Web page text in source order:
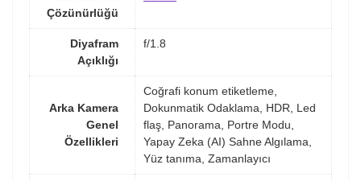
Çözünürlüğü
Diyafram
Açıklığı
f/1.8
Arka Kamera
Genel
Özellikleri
Coğrafi konum etiketleme,
Dokunmatik Odaklama, HDR, Led
flaş, Panorama, Portre Modu,
Yapay Zeka (AI) Sahne Algılama,
Yüz tanıma, Zamanlayıcı